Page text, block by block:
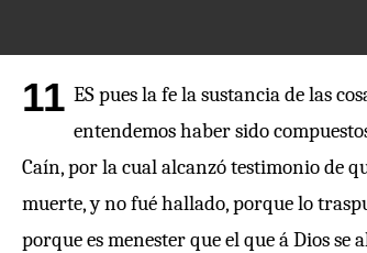
11 ES pues la fe la sustancia de las
entendemos haber sido
Caín, por la cual alcanzó testimonio de
muerte, y no fué hallado, porque lo
porque es menester que el que á Dios se